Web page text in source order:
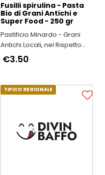
Fusilli spirulina - Pasta
Bio di Grani Antichi e
Super Food - 250 gr
Pastificio Minardo - Grani
Antichi Locali, nel Rispetto
dell’Ambiente e della Salute
delle Persone
€3.50
TIPICO REGIONALE